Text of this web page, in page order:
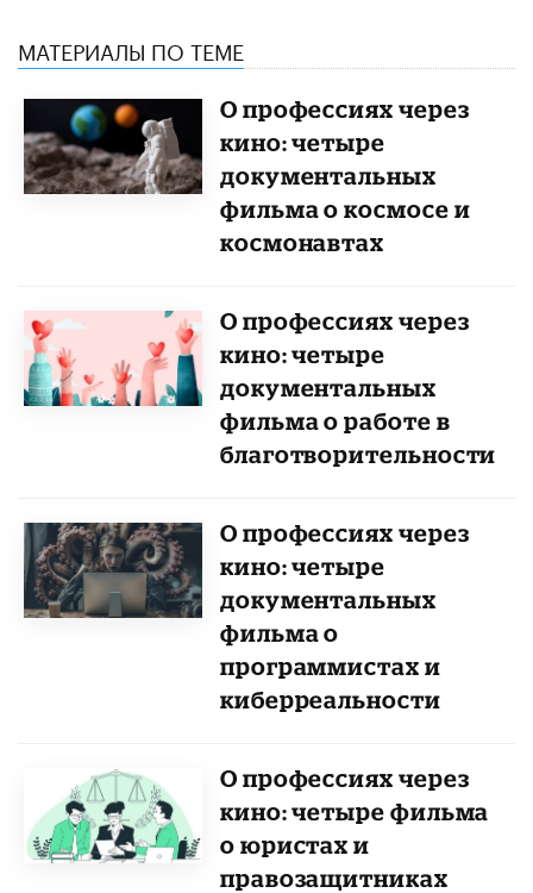
МАТЕРИАЛЫ ПО ТЕМЕ
О профессиях через
кино: четыре
документальных
фильма о космосе и
космонавтах
О профессиях через
кино: четыре
документальных
фильма о работе в
благотворительности
О профессиях через
кино: четыре
документальных
фильма о
программистах и
киберреальности
О профессиях через
кино: четыре фильма
о юристах и
правозащитниках